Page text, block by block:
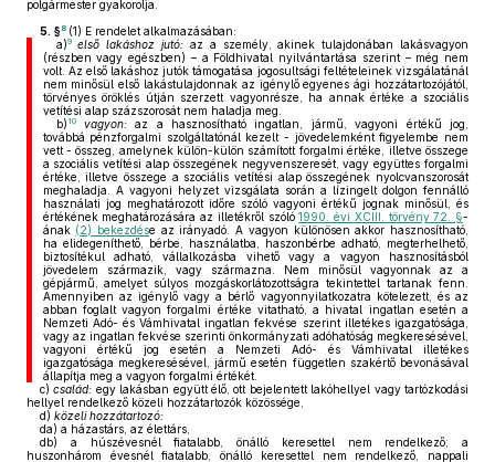
polgármester gyakorolja.
5. §8 (1) E rendelet alkalmazásában:
a)9 első lakáshoz jutó: az a személy, akinek tulajdonában lakásvagyon
(részben vagy egészben) – a Földhivatal nyilvántartása szerint – még nem
volt. Az első lakáshoz jutók támogatása jogosultsági feltételeinek vizsgálatánál
nem minősül első lakástulajdonnak az igénylő egyenes ági hozzátartozójától,
törvényes öröklés útján szerzett vagyonrésze, ha annak értéke a szociális
vetítési alap százszorosát nem haladja meg.
b) 10 vagyon:az a hasznosítható ingatlan, jármű, vagyoni értékű jog,
továbbá pénzforgalmi szolgáltatónál kezelt - jövedelemként figyelembe nem
vett - összeg, amelynek külön-külön számított forgalmi értéke, illetve összege
a szociális vetítési alap összegének negyvenszeresét, vagy együttes forgalmi
értéke, illetve összege a szociális vetítési alap összegének nyolcvanszorosát
meghaladja. A vagyoni helyzet vizsgálata során a lízingelt dolgon fennálló
használati jog meghatározott időre szóló vagyoni értékű jognak minősül, és
értékének meghatározására az illetékről szóló1990. évi XCIII. törvény 72. §-
ának (2) bekezdése az irányadó. A vagyon különösen akkor hasznosítható,
ha elidegeníthető, bérbe, használatba, haszonbérbe adható, megterhelhető,
biztosítékul adható, vállalkozásba vihető vagy a vagyon hasznosításból
jövedelem származik, vagy származna. Nem minősül vagyonnak az a
gépjármű, amelyet súlyos mozgáskorlátozottságra tekintettel tartanak fenn.
Amennyiben az igénylő vagy a bérlő vagyonnyilatkozatra kötelezett, és az
abban foglalt vagyon forgalmi értéke vitatható, a hivatal ingatlan esetén a
Nemzeti Adó- és Vámhivatal ingatlan fekvése szerint illetékes igazgatósága,
vagy az ingatlan fekvése szerinti önkormányzati adóhatóság megkeresésével,
vagyoni értékű jog esetén a Nemzeti Adó- és Vámhivatal illetékes
igazgatósága megkeresésével, jármű esetén független szakértő bevonásával
állapítja meg a vagyon forgalmi értékét.
c) család: egy lakásban együtt élő, ott bejelentett lakóhellyel vagy tartózkodási
hellyel rendelkező közeli hozzátartozók közössége,
d) közeli hozzátartozó:
da) a házastárs, az élettárs,
db) a húszévesnél fiatalabb, önálló keresettel nem rendelkező; a
huszonhárom évesnél fiatalabb, önálló keresettel nem rendelkező, nappali